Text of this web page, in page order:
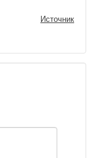
Источник